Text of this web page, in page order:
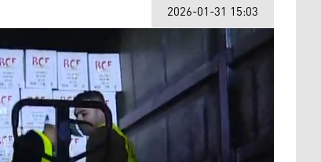
2026-01-31 15:03